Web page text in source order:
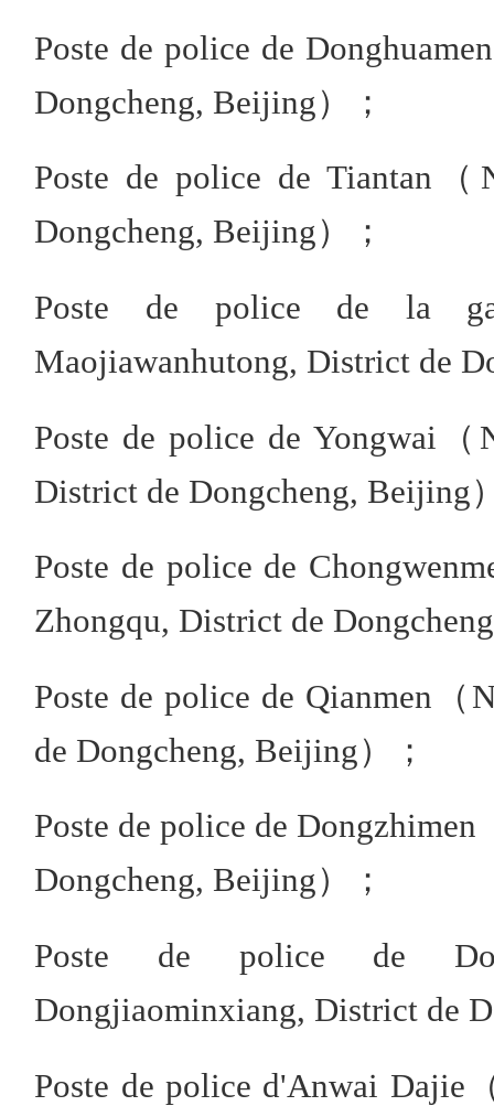
Poste de police de
Dongcheng, Beijing）；
Poste de police de Tiantan（
Dongcheng, Beijing）；
Poste de police de la
Maojiawanhutong, District de
Poste de police de Yongwai（
District de Dongcheng, Beijing
Poste de police de
Zhongqu, District de
Poste de police de Qianmen（
de Dongcheng, Beijing）；
Poste de police de
Dongcheng, Beijing）；
Poste de police de
Dongjiaominxiang, District de
Poste de police d'Anwai Dajie